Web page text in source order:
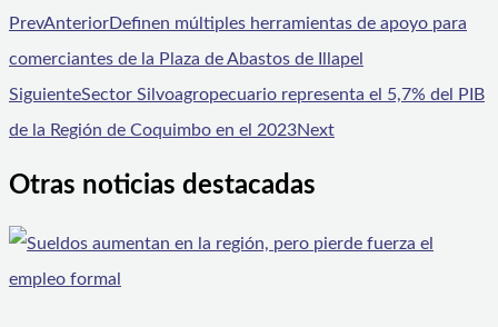
PrevAnteriorDefinen múltiples herramientas de apoyo para
comerciantes de la Plaza de Abastos de Illapel
SiguienteSector Silvoagropecuario representa el 5,7% del PIB
de la Región de Coquimbo en el 2023Next
Otras noticias destacadas